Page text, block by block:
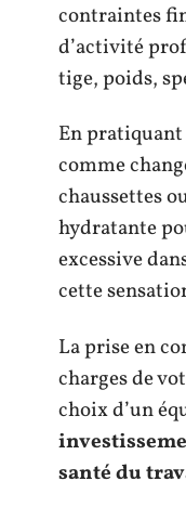
contraintes
d’activité
tige, poids,
En
comme
chaussettes
hydratante
excessive
cette
La prise en
charges de
choix d’un
santé du